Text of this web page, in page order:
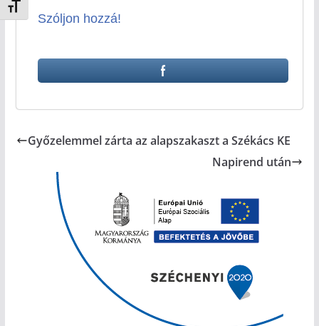
Betűméret váltása
Szóljon hozzá!
Győzelemmel zárta az alapszakaszt a Székács KE
Napirend után